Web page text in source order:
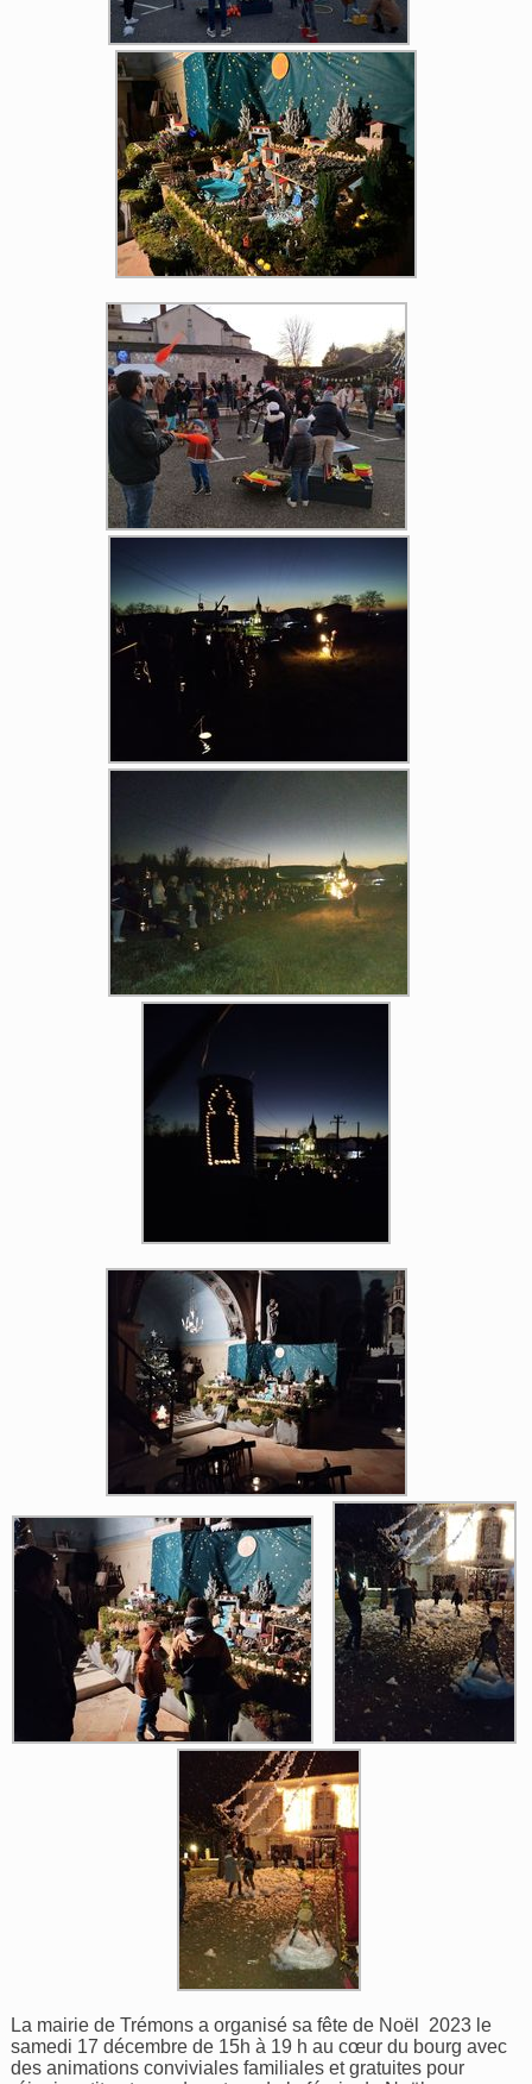
La mairie de Trémons a organisé sa fête de Noël 2023 le
samedi 17 décembre de 15h à 19 h au cœur du bourg avec
des animations conviviales familiales et gratuites pour